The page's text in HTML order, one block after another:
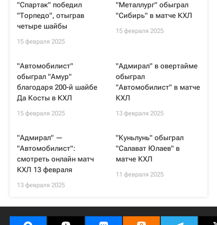
"Спартак" победил
"Торпедо", отыграв
четыре шайбы
15 февраля 2025
"Металлург" обыграл
"Сибирь" в матче КХЛ
15 февраля 2025
"Автомобилист"
обыграл "Амур"
благодаря 200-й шайбе
Да Косты в КХЛ
15 февраля 2025
"Адмирал" в овертайме
обыграл
"Автомобилист" в матче
КХЛ
13 февраля 2025
"Адмирал" —
"Автомобилист":
смотреть онлайн матч
КХЛ 13 февраля
13 февраля 2025
"Куньлунь" обыграл
"Салават Юлаев" в
матче КХЛ
11 февраля 2025